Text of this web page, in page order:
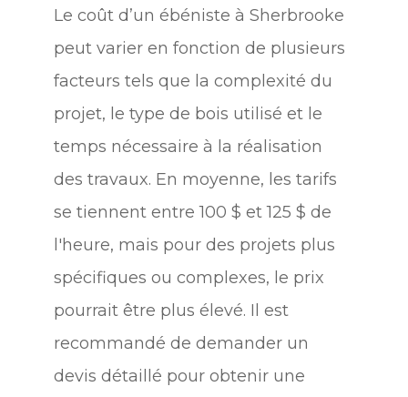
Le coût d’un ébéniste à Sherbrooke
peut varier en fonction de plusieurs
facteurs tels que la complexité du
projet, le type de bois utilisé et le
temps nécessaire à la réalisation
des travaux. En moyenne, les tarifs
se tiennent entre 100 $ et 125 $ de
l'heure, mais pour des projets plus
spécifiques ou complexes, le prix
pourrait être plus élevé. Il est
recommandé de demander un
devis détaillé pour obtenir une